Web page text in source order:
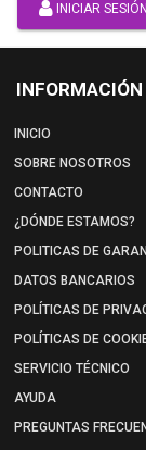
INICIAR
INFORMACIÓN
INICIO
SOBRE NOSOTROS
CONTACTO
¿DÓNDE ESTAMOS?
POLITICAS DE
DATOS BANCARIOS
POLÍTICAS DE
POLÍTICAS DE
SERVICIO TÉCNICO
AYUDA
PREGUNTAS